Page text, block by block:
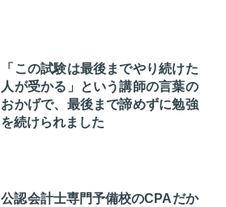
「この試験は最後までやり続けた
人が受かる」という講師の言葉の
おかげで、最後まで諦めずに勉強
を続けられました
公認会計士専門予備校のCPAだか